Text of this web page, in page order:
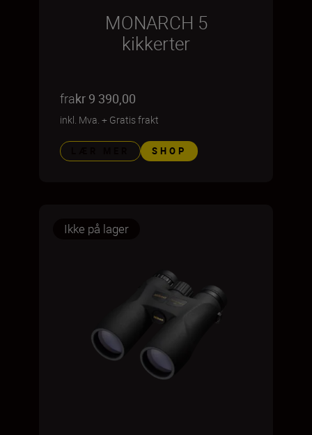
MONARCH 5
kikkerter
frakr 9 390,00
inkl. Mva. + Gratis frakt
SHOP
Ikke på lager